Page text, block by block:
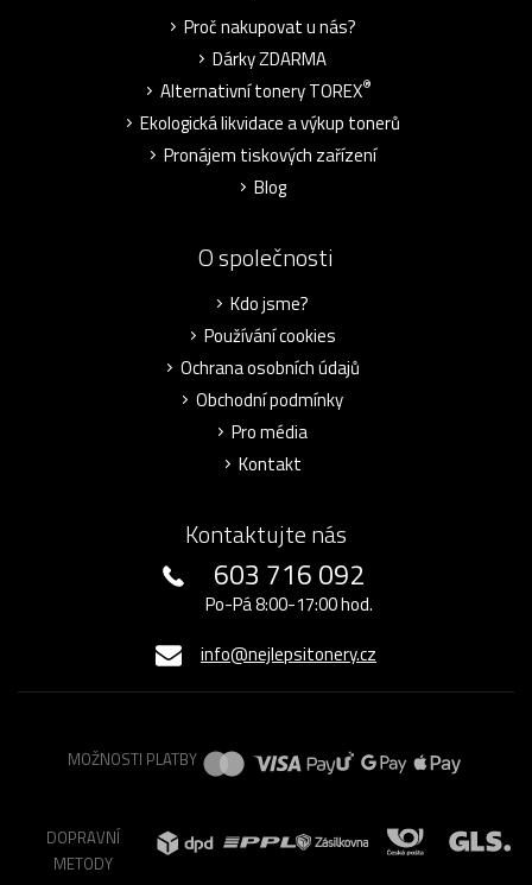
Proč nakupovat u nás?
Dárky ZDARMA
Alternativní tonery TOREX®
Ekologická likvidace a výkup tonerů
Pronájem tiskových zařízení
Blog
O společnosti
Kdo jsme?
Používání cookies
Ochrana osobních údajů
Obchodní podmínky
Pro média
Kontakt
Kontaktujte nás
603 716 092
Po-Pá 8:00-17:00 hod.
info@nejlepsitonery.cz
MOŽNOSTI PLATBY
DOPRAVNÍ
METODY